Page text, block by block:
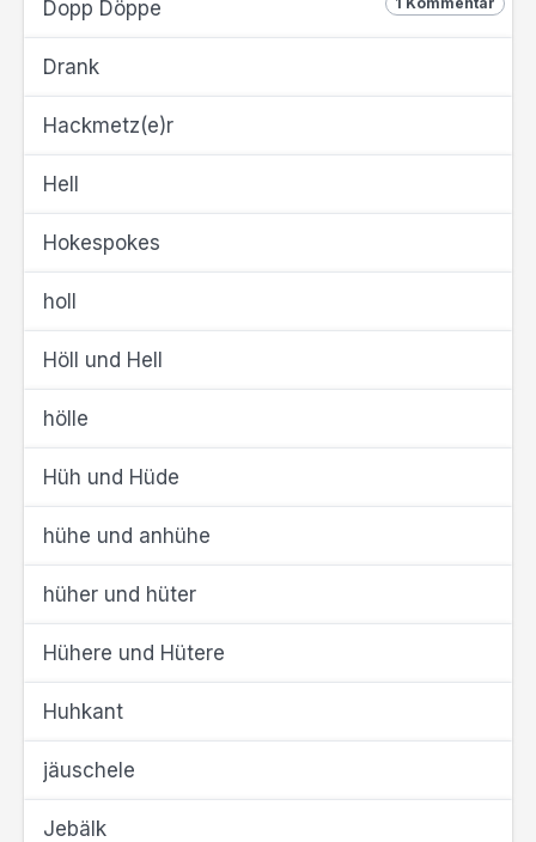
Dopp Döppe
Drank
Hackmetz(e)r
Hell
Hokespokes
holl
Höll und Hell
hölle
Hüh und Hüde
hühe und anhühe
hüher und hüter
Hühere und Hütere
Huhkant
jäuschele
Jebälk